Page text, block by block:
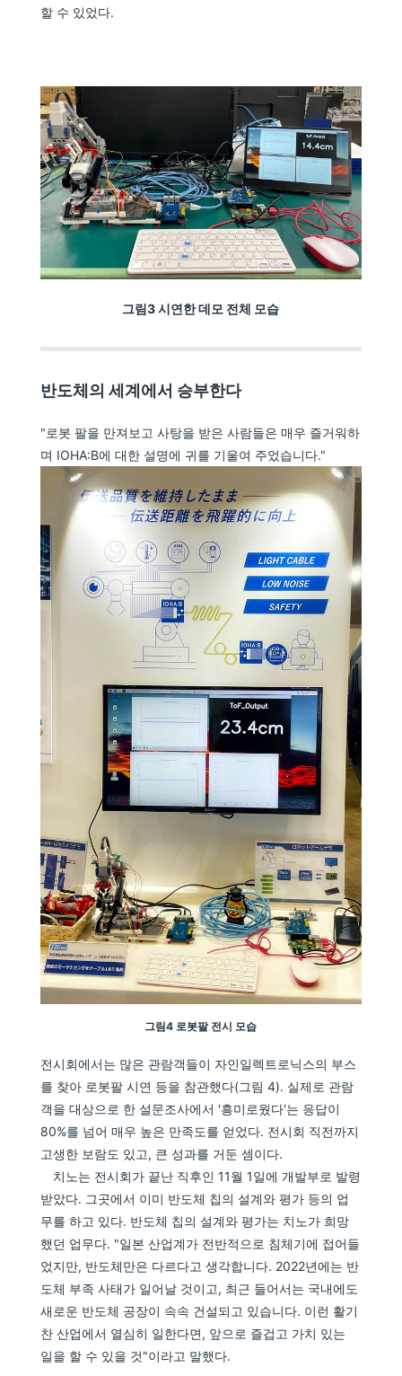
할 수 있었다.
그림3 시연한 데모 전체 모습
반도체의 세계에서 승부한다
"로봇 팔을 만져보고 사탕을 받은 사람들은 매우 즐거워하
며 IOHA:B에 대한 설명에 귀를 기울여 주었습니다."
그림4 로봇팔 전시 모습
전시회에서는 많은 관람객들이 자인일렉트로닉스의 부스
를 찾아 로봇팔 시연 등을 참관했다(그림 4). 실제로 관람
객을 대상으로 한 설문조사에서 '흥미로웠다'는 응답이
80%를 넘어 매우 높은 만족도를 얻었다. 전시회 직전까지
고생한 보람도 있고, 큰 성과를 거둔 셈이다.
치노는 전시회가 끝난 직후인 11월 1일에 개발부로 발령
받았다. 그곳에서 이미 반도체 칩의 설계와 평가 등의 업
무를 하고 있다. 반도체 칩의 설계와 평가는 치노가 희망
했던 업무다. "일본 산업계가 전반적으로 침체기에 접어들
었지만, 반도체만은 다르다고 생각합니다. 2022년에는 반
도체 부족 사태가 일어날 것이고, 최근 들어서는 국내에도
새로운 반도체 공장이 속속 건설되고 있습니다. 이런 활기
찬 산업에서 열심히 일한다면, 앞으로 즐겁고 가치 있는
일을 할 수 있을 것"이라고 말했다.